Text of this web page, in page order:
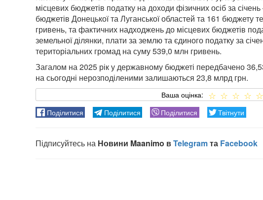
місцевих бюджетів податку на доходи фізичних осіб за
бюджетів Донецької та Луганської областей та 161 бюджету
гривень, та фактичних надходжень до місцевих бюджетів
земельної ділянки, плати за землю та єдиного податку за
територіальних громад на суму 539,0 млн гривень.
Загалом на 2025 рік у державному бюджеті передбачено
на сьогодні нерозподіленими залишаються 23,8 млрд грн.